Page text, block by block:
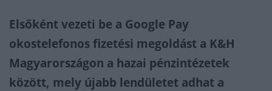
Elsőként vezeti be a Google Pay
okostelefonos fizetési megoldást a K&H
Magyarországon a hazai pénzintézetek
között, mely újabb lendületet adhat a